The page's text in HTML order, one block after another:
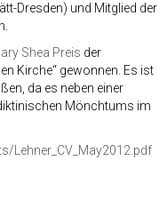
Dresden) und Mitglied der
Shea Preis der
Kirche“ gewonnen. Es ist
da es neben einer
Mönchtums im
Lehner_CV_May2012.pdf